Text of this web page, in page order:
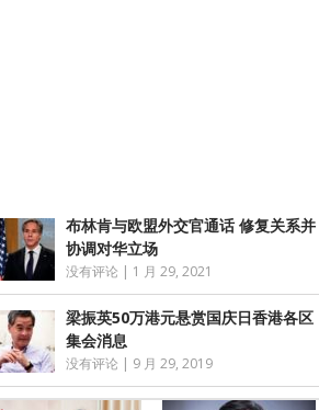
布林肯与欧盟外交官通话 修复关系并
协调对华立场
没有评论 | 1 月 29, 2021
梁振英50万港元悬赏国庆日香港各区
集会消息
没有评论 | 9 月 29, 2019